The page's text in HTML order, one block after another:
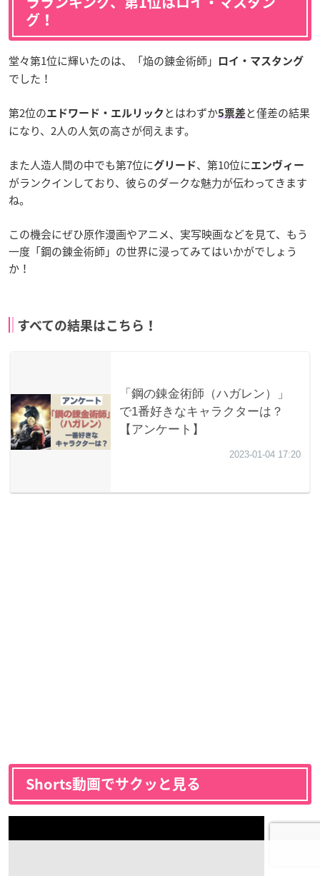
グ！
堂々第1位に輝いたのは、「焔の錬金術師」 ロイ・マスタング
でした！
第2位の エドワード・エルリック とはわずか5票差と僅差の結果
になり、2人の人気の高さが伺えます。
また人造人間の中でも第7位にグリード、第10位に エンヴィー
がランクインしており、彼らのダークな魅力が伝わってきます
ね。
この機会にぜひ原作漫画やアニメ、実写映画などを見て、もう
一度「鋼の錬金術師」の世界に浸ってみてはいかがでしょう
か！
すべての結果はこちら！
Shorts動画でサクッと見る